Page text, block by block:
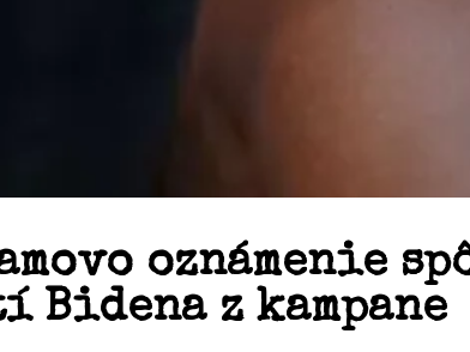
oznámenie
z kampane